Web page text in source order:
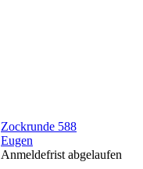
Zockrunde 588
Eugen
Anmeldefrist abgelaufen